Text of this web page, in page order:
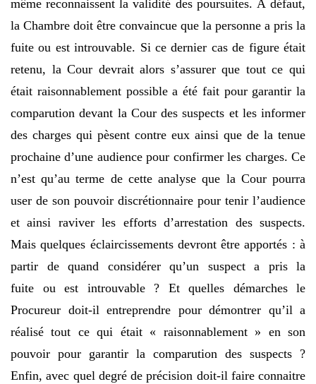
même reconnaissent la validité des poursuites. À défaut,
la Chambre doit être convaincue que la personne a pris la
fuite ou est introuvable. Si ce dernier cas de figure était
retenu, la Cour devrait alors s’assurer que tout ce qui
était raisonnablement possible a été fait pour garantir la
comparution devant la Cour des suspects et les informer
des charges qui pèsent contre eux ainsi que de la tenue
prochaine d’une audience pour confirmer les charges. Ce
n’est qu’au terme de cette analyse que la Cour pourra
user de son pouvoir discrétionnaire pour tenir l’audience
et ainsi raviver les efforts d’arrestation des suspects.
Mais quelques éclaircissements devront être apportés : à
partir de quand considérer qu’un suspect a pris la
fuite ou est introuvable ? Et quelles démarches le
Procureur doit-il entreprendre pour démontrer qu’il a
réalisé tout ce qui était « raisonnablement » en son
pouvoir pour garantir la comparution des suspects ?
Enfin, avec quel degré de précision doit-il faire connaitre